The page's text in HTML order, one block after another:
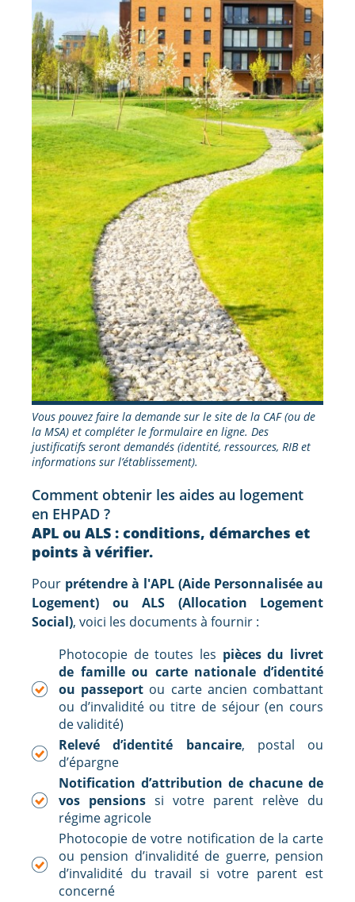
Comment obtenir les aides au logement
en EHPAD ?
APL ou ALS : conditions, démarches et
points à vérifier.
Pour prétendre à l'APL (Aide Personnalisée au
Logement) ou ALS (Allocation Logement
Social), voici les documents à fournir :
Photocopie de toutes les pièces du livret
de famille ou carte nationale d’identité
ou passeport ou carte ancien combattant
ou d’invalidité ou titre de séjour (en cours
de validité)
Relevé d’identité bancaire, postal ou
d’épargne
Notification d’attribution de chacune de
vos pensions si votre parent relève du
régime agricole
Photocopie de votre notification de la carte
ou pension d’invalidité de guerre, pension
d’invalidité du travail si votre parent est
concerné
Vous pouvez faire la demande sur le site de la CAF (ou de
la MSA) et compléter le formulaire en ligne. Des
justificatifs seront demandés (identité, ressources, RIB et
informations sur l’établissement).